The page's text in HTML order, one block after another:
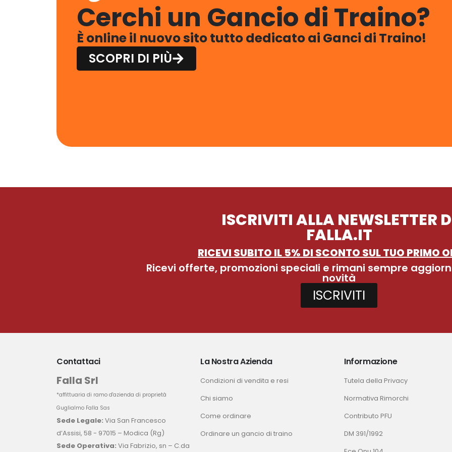
Cerchi un Gancio di Traino?
È online il nuovo sito tutto dedicato ai Ganci di Traino!
SCOPRI DI PIÙ
ISCRIVITI ALLA NEWSLETTER
FALLA.IT
RICEVI SUBITO IL 5% DI SCONTO SUL TUO PRIMO
Ricevi offerte, promozioni speciali e rimani sempre
novità
ISCRIVITI
Contattaci
Falla Srl
*affittuaria di ramo d'azienda di proprietà
Guglialmo Falla Sas
Sede Legale: Via San Francesco
d’Assisi, 58 - 97015 – Modica (Rg)
Sede Operativa: Via Fabrizio, sn – C.da
La Nostra Azienda
Condizioni di vendita e resi
Chi siamo
Come ordinare
Ordinare un gancio di traino
Informazione
Tutela della Privacy
Normativa Rimorchi
Contributo PFU
DM 391/1992